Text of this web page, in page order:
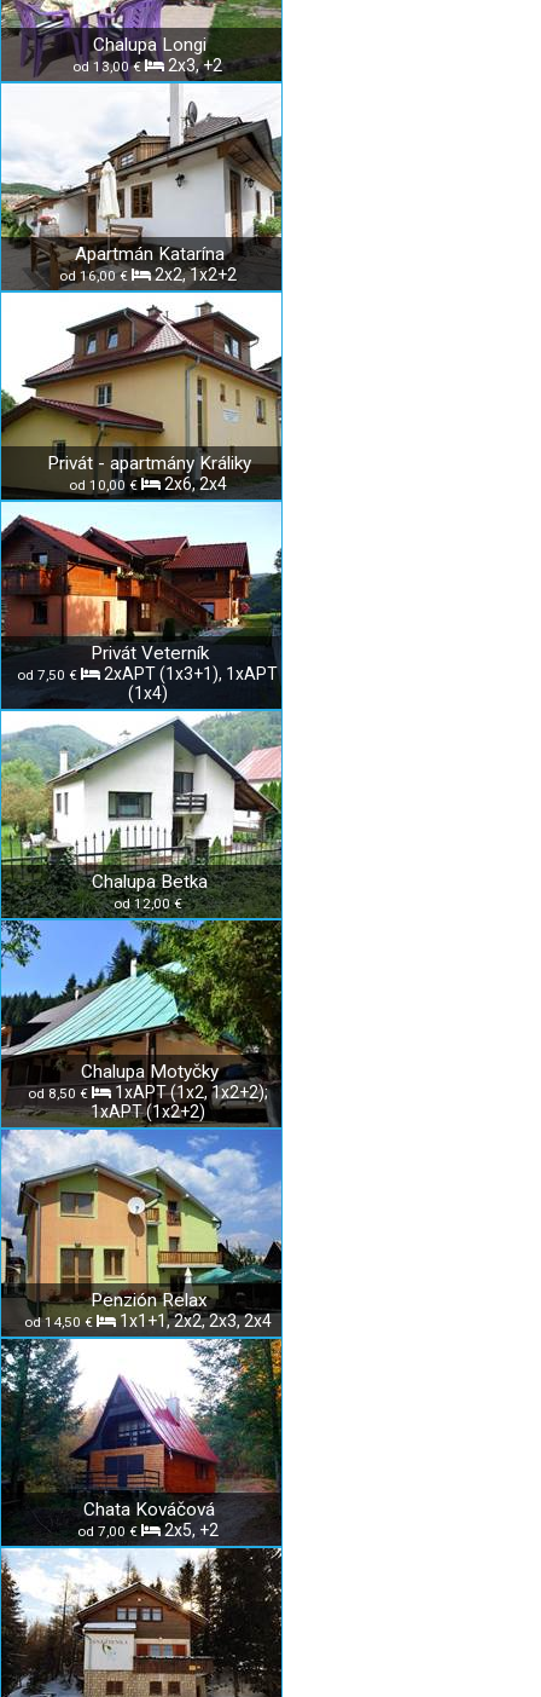
Chalupa Longi
od 13,00 € 2x3, +2
Apartmán Katarína
od 16,00 € 2x2, 1x2+2
Privát - apartmány Králiky
od 10,00 € 2x6, 2x4
Privát Veterník
od 7,50 €
2xAPT (1x3+1), 1xAPT
(1x4)
Chalupa Betka
od 12,00 €
Chalupa Motyčky
od 8,50 €
1xAPT (1x2, 1x2+2);
1xAPT (1x2+2)
Penzión Relax
od 14,50 € 1x1+1, 2x2, 2x3, 2x4
Chata Kováčová
od 7,00 € 2x5, +2